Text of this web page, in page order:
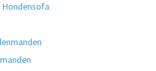
Hondensofa